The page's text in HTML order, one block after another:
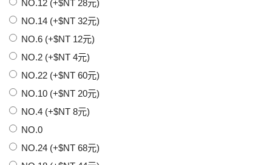
NO.12 (+$NT 28元)
NO.14 (+$NT 32元)
NO.6 (+$NT 12元)
NO.2 (+$NT 4元)
NO.22 (+$NT 60元)
NO.10 (+$NT 20元)
NO.4 (+$NT 8元)
NO.0
NO.24 (+$NT 68元)